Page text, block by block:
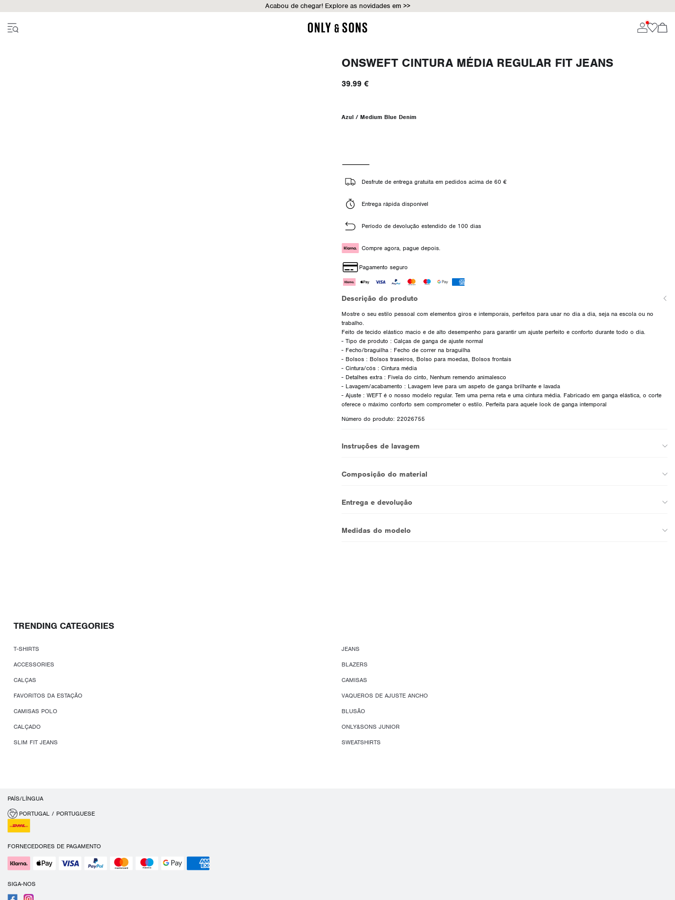
Acabou de chegar! Explore as novidades em >>
ONSWEFT CINTURA MÉDIA REGULAR FIT JEANS
39.99 €
Azul / Medium Blue Denim
Desfrute de entrega gratuita em pedidos acima de 60 €
Entrega rápida disponível
Período de devolução estendido de 100 dias
Compre agora, pague depois.
Pagamento seguro
Descrição do produto
Mostre o seu estilo pessoal com elementos giros e intemporais, perfeitos para usar no dia a dia, seja na escola ou no
trabalho.
Feito de tecido elástico macio e de alto desempenho para garantir um ajuste perfeito e conforto durante todo o dia.
- Tipo de produto : Calças de ganga de ajuste normal
- Fecho/braguilha : Fecho de correr na braguilha
- Bolsos : Bolsos traseiros, Bolso para moedas, Bolsos frontais
- Cintura/cós : Cintura média
- Detalhes extra : Fivela do cinto, Nenhum remendo animalesco
- Lavagem/acabamento : Lavagem leve para um aspeto de ganga brilhante e lavada
- Ajuste : WEFT é o nosso modelo regular. Tem uma perna reta e uma cintura média. Fabricado em ganga elástica, o corte
Número do produto: 22026755
Instruções de lavagem
Composição do material
Entrega e devolução
Medidas do modelo
TRENDING CATEGORIES
T-SHIRTS
JEANS
ACCESSORIES
BLAZERS
CALÇAS
CAMISAS
FAVORITOS DA ESTAÇÃO
VAQUEROS DE AJUSTE ANCHO
CAMISAS POLO
BLUSÃO
CALÇADO
ONLY&SONS JUNIOR
SLIM FIT JEANS
SWEATSHIRTS
PAÍS/LÍNGUA
PORTUGAL / PORTUGUESE
FORNECEDORES DE PAGAMENTO
SIGA-NOS